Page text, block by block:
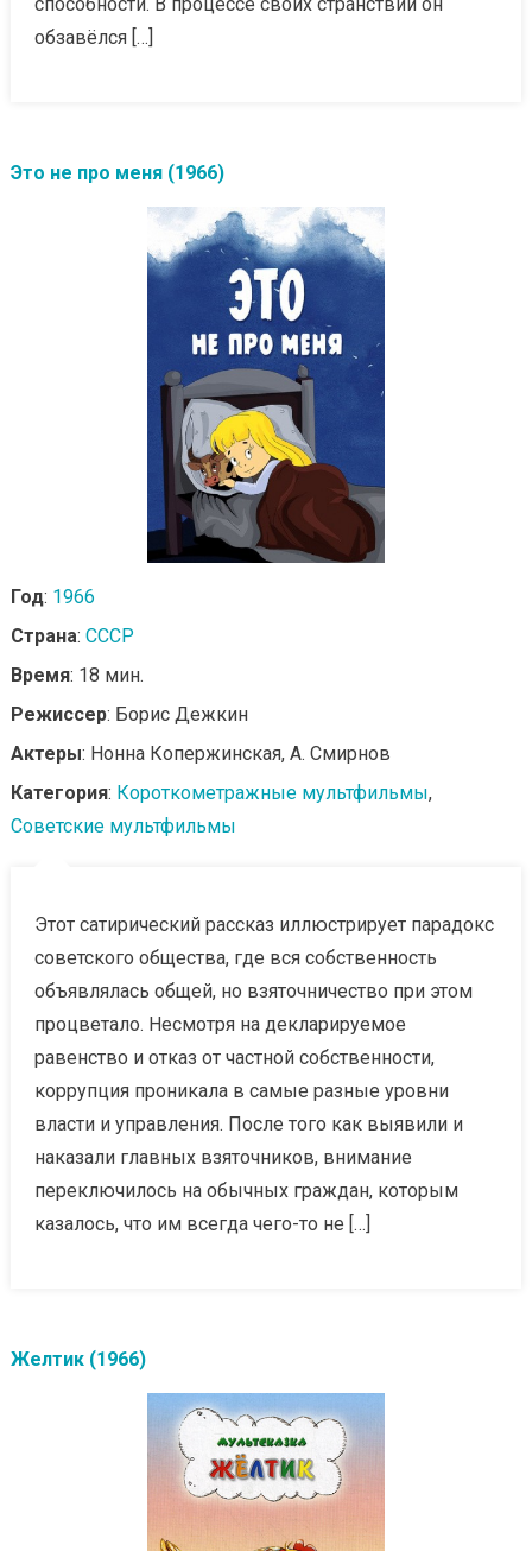
обзавёлся […]
Это не про меня (1966)
Год: 1966
Страна: СССР
Время: 18 мин.
Режиссер: Борис Дежкин
Актеры: Нонна Копержинская, А. Смирнов
Категория: Короткометражные мультфильмы,
Советские мультфильмы
Этот сатирический рассказ иллюстрирует парадокс
советского общества, где вся собственность
объявлялась общей, но взяточничество при этом
процветало. Несмотря на декларируемое
равенство и отказ от частной собственности,
коррупция проникала в самые разные уровни
власти и управления. После того как выявили и
наказали главных взяточников, внимание
переключилось на обычных граждан, которым
казалось, что им всегда чего-то не […]
Желтик (1966)